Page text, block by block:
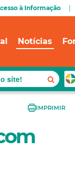
à Informação
Notícias
IMPRIMIR